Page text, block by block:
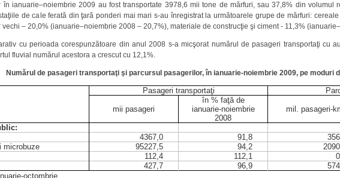
ianuarie–noiembrie 2009 au fost transportate 3978,6 mii tone de mărfuri, sau 37,8% din
de cale ferată din ţară ponderi mai mari s-au înregistrat la următoarele grupe de mărfuri:
– 20,0% (ianuarie–noiembrie 2008 – 20,7%), materiale de construcţie şi ciment - 11,3%
cu perioada corespunzătoare din anul 2008 s-a micşorat numărul de pasageri transportaţi cu
fluvial numărul acestora a crescut cu 12,1%.
Numărul de pasageri transportaţi şi parcursul pasagerilor, în ianuarie-noiembrie 2009, pe moduri
Pasageri transportaţi
mii pasageri
în % faţă de
ianuarie-noiembrie
2008
mil. pasageri-
4367,0 91,8
microbuze
95227,5 94,2
112,4 112,1
427,7 96,9
octombrie